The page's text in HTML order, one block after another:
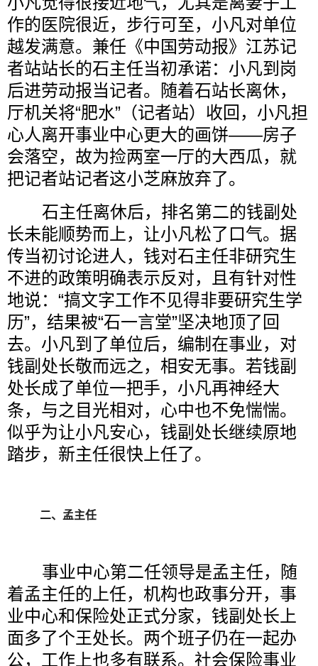
作的医院很近，步行可至，小凡对单位
越发满意。兼任《中国劳动报》江苏记
者站站长的石主任当初承诺：小凡到岗
后进劳动报当记者。随着石站长离休，
厅机关将“肥水”（记者站）收回，小凡担
心人离开事业中心更大的画饼——房子
会落空，故为捡两室一厅的大西瓜，就
把记者站记者这小芝麻放弃了。
石主任离休后，排名第二的钱副处
长未能顺势而上，让小凡松了口气。据
传当初讨论进人，钱对石主任非研究生
不进的政策明确表示反对，且有针对性
地说：“搞文字工作不见得非要研究生学
历”，结果被“石一言堂”坚决地顶了回
去。小凡到了单位后，编制在事业，对
钱副处长敬而远之，相安无事。若钱副
处长成了单位一把手，小凡再神经大
条，与之目光相对，心中也不免惴惴。
似乎为让小凡安心，钱副处长继续原地
踏步，新主任很快上任了。
二、孟主任
事业中心第二任领导是孟主任，随
着孟主任的上任，机构也政事分开，事
业中心和保险处正式分家，钱副处长上
面多了个王处长。两个班子仍在一起办
公，工作上也多有联系。社会保险事业